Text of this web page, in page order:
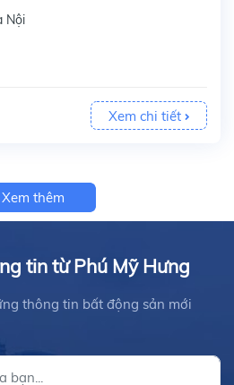
Nội
Xem chi tiết
Xem thêm
tin từ Phú Mỹ Hưng
thông tin bất động sản mới